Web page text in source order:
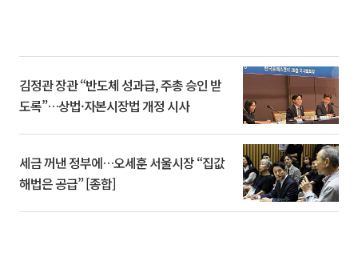
김정관 장관 “반도체 성과급, 주총 승인 받
도록”…상법·자본시장법 개정 시사
세금 꺼낸 정부에…오세훈 서울시장 “집값
해법은 공급” [종합]